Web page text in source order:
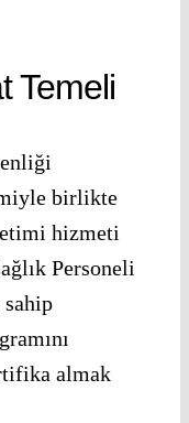
Temeli
birlikte
hizmeti
Personeli
sahip
almak